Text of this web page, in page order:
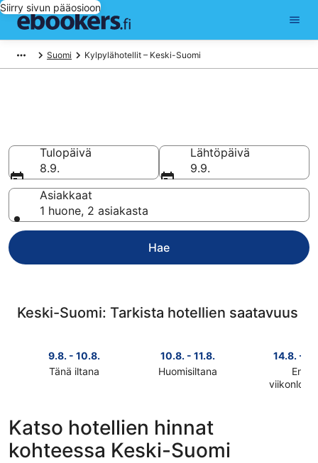
Siirry sivun pääosioon
Suomi Kylpylähotellit – Keski-Suomi
Tulopäivä
8.9.
Lähtöpäivä
9.9.
Asiakkaat
1 huone, 2 asiakasta
Hae
Keski-Suomi: Tarkista hotellien saatavuus
9.8. - 10.8.
Tänä iltana
Suomi
hinnat
täksi
10.8. - 11.8.
Huomisiltana
Suomi
hinnat
huomisillaksi
14.8. -
Ensi
Katso hotellien hinnat
kohteessa Keski-Suomi